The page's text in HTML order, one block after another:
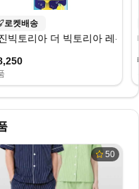
린플로럴향, 42개입, 1개
로켓배송
빅토리아 더 빅토리아 레몬,
50